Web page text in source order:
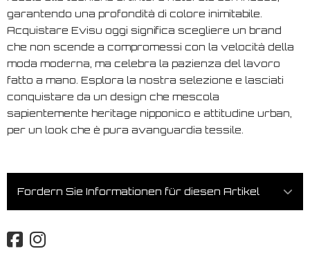
garantendo una profondità di colore inimitabile.
Acquistare Evisu oggi significa scegliere un brand
che non scende a compromessi con la velocità della
moda moderna, ma celebra la pazienza del lavoro
fatto a mano. Esplora la nostra selezione e lasciati
conquistare da un design che mescola
sapientemente heritage nipponico e attitudine urban,
per un look che è pura avanguardia tessile.
Fordern Sie Informationen für diesen Artikel